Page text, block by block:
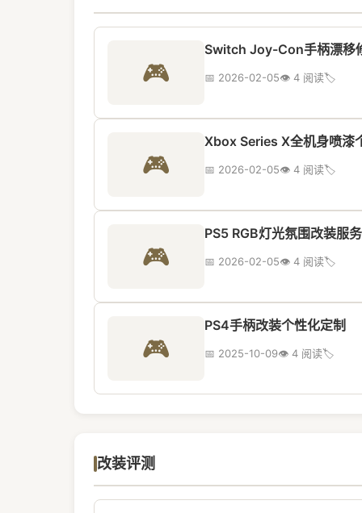
🎮
Switch Joy-Con手柄漂移
📅 2026-02-05👁️ 4 阅读🏷️
🎮
Xbox Series X全机身喷漆
📅 2026-02-05👁️ 4 阅读🏷️
🎮
PS5 RGB灯光氛围改装服务
📅 2026-02-05👁️ 4 阅读🏷️
🎮
PS4手柄改装个性化定制
📅 2025-10-09👁️ 4 阅读🏷️
改装评测